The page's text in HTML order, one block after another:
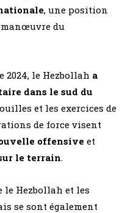
, une position
du
2024, le Hezbollah a
dans le sud du
et les exercices de
de force visent
offensive et
le terrain​.
Hezbollah et les
se sont également